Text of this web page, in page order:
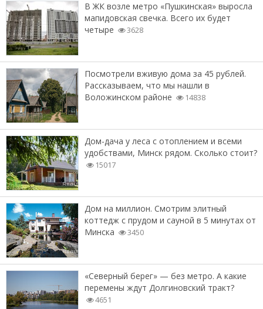
В ЖК возле метро «Пушкинская» выросла
мапидовская свечка. Всего их будет
четыре
3628
Посмотрели вживую дома за 45 рублей.
Рассказываем, что мы нашли в
Воложинском районе
14838
Дом-дача у леса с отоплением и всеми
удобствами, Минск рядом. Сколько стоит?
15017
Дом на миллион. Смотрим элитный
коттедж с прудом и сауной в 5 минутах от
Минска
3450
«Северный берег» — без метро. А какие
перемены ждут Долгиновский тракт?
4651